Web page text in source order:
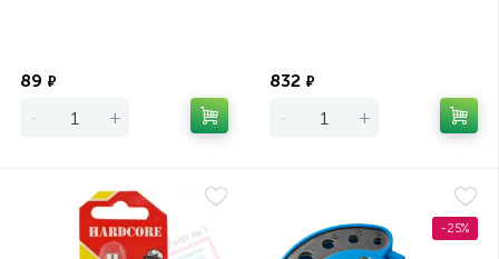
89 ₽
- +
832 ₽
- +
-25%